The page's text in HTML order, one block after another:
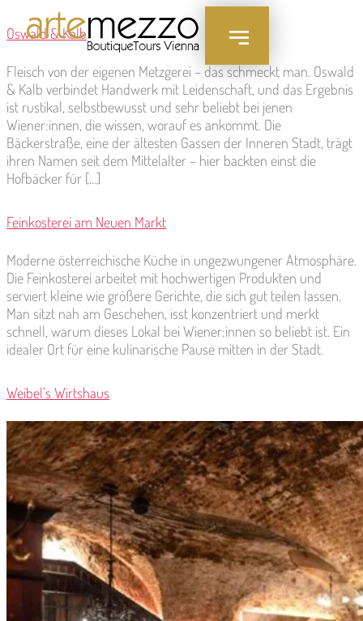
springen
Oswald & Kalb
Fleisch von der eigenen Metzgerei – das schmeckt man. Oswald
& Kalb verbindet Handwerk mit Leidenschaft, und das Ergebnis
ist rustikal, selbstbewusst und sehr beliebt bei jenen
Wiener:innen, die wissen, worauf es ankommt. Die
Bäckerstraße, eine der ältesten Gassen der Inneren Stadt, trägt
ihren Namen seit dem Mittelalter – hier backten einst die
Hofbäcker für […]
Feinkosterei am Neuen Markt
Moderne österreichische Küche in ungezwungener Atmosphäre.
Die Feinkosterei arbeitet mit hochwertigen Produkten und
serviert kleine wie größere Gerichte, die sich gut teilen lassen.
Man sitzt nah am Geschehen, isst konzentriert und merkt
schnell, warum dieses Lokal bei Wiener:innen so beliebt ist. Ein
idealer Ort für eine kulinarische Pause mitten in der Stadt.
Weibel’s Wirtshaus